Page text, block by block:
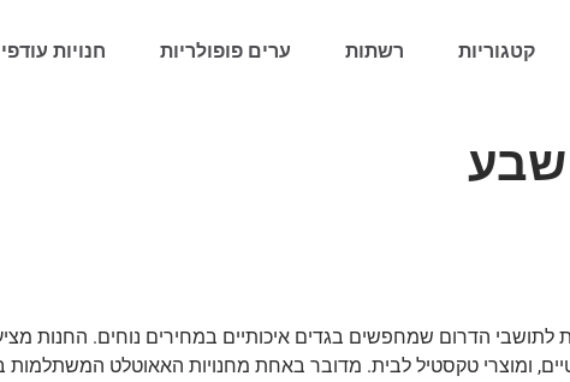
קטגוריות רשתות ערים פופולריות חנויות
שבע
הדרום שמחפשים בגדים איכותיים במחירים נוחים. החנות
ומוצרי טקסטיל לבית. מדובר באחת מחנויות האאוטלט המשתלמות